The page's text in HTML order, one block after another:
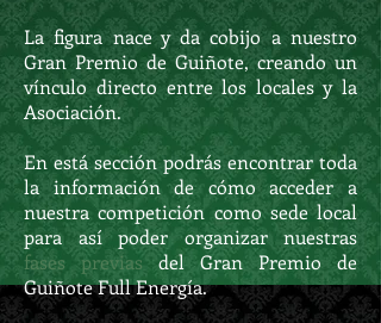
La figura nace y da cobijo a nuestro
Gran Premio de Guiñote, creando un
vínculo directo entre los locales y la
Asociación.
En está sección podrás encontrar toda
la información de cómo acceder a
nuestra competición como sede local
para así poder organizar nuestras
fases previasdel Gran Premio de
Guiñote Full Energía.